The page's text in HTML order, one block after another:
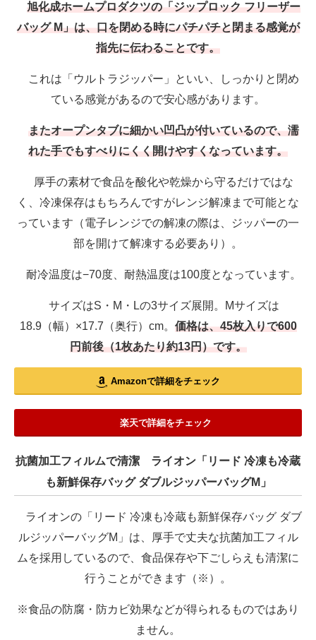
旭化成ホームプロダクツの「ジップロック フリーザー
バッグ M」は、口を閉める時にパチパチと閉まる感覚が
指先に伝わることです。
これは「ウルトラジッパー」といい、しっかりと閉め
ている感覚があるので安心感があります。
またオープンタブに細かい凹凸が付いているので、濡
れた手でもすべりにくく開けやすくなっています。
厚手の素材で食品を酸化や乾燥から守るだけではな
く、冷凍保存はもちろんですがレンジ解凍まで可能とな
っています（電子レンジでの解凍の際は、ジッパーの一
部を開けて解凍する必要あり）。
耐冷温度は−70度、耐熱温度は100度となっています。
サイズはS・M・Lの3サイズ展開。Mサイズは
18.9（幅）×17.7（奥行）cm。 価格は、45枚入りで600
円前後（1枚あたり約13円）です。
Amazonで詳細をチェック
楽天で詳細をチェック
抗菌加工フィルムで清潔 ライオン「リード 冷凍も冷蔵
も新鮮保存バッグ ダブルジッパーバッグM」
ライオンの「リード 冷凍も冷蔵も新鮮保存バッグ ダブ
ルジッパーバッグM」は、厚手で丈夫な抗菌加工フィル
ムを採用しているので、食品保存や下ごしらえも清潔に
行うことができます（※）。
※食品の防腐・防カビ効果などが得られるものではあり
ません。